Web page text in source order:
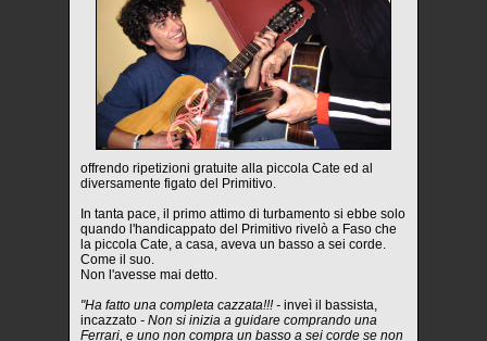
offrendo ripetizioni gratuite alla piccola Cate ed al
diversamente figato del Primitivo.
In tanta pace, il primo attimo di turbamento si ebbe solo
quando l'handicappato del Primitivo rivelò a Faso che
la piccola Cate, a casa, aveva un basso a sei corde.
Come il suo.
Non l'avesse mai detto.
"Ha fatto una completa cazzata!!! - inveì il bassista,
incazzato - Non si inizia a guidare comprando una
Ferrari, e uno non compra un basso a sei corde se non